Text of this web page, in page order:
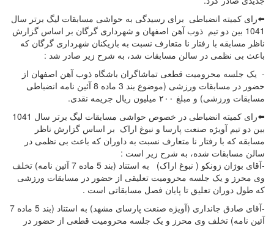
⬅️رای کمیته انضباطی برای رسیدگی به حواشی مسابقات لیگ برتر سال
1041 بین دو تیم ذوب آهن اصفهان و شهرداری گرگان بر اساس گزارش
ناظر مسابقه با رفتار نا متعارف نسبت به بازیکنان شهرداری گرگان که
باعث بی نظمی در سالن مسابقات شد، به شرح زیر صادر شد :
- یک جلسه محرومیت قطعی تماشاگران باشگاه ذوب آهن اصفهان از
حضور در مسابقات ورزشی (موضوع بند 3 ماده 8 آئین نامه انضباطی
مسابقات ورزشی) و مبلغ ۲۰۰ میلیون ریال جریمه نقدی.
⬅️رای کمیته انضباطی در خصوص حواشی مسابقات لیگ برتر سال 1041
بین دو تیم آویژه صنعت پارسا و نبوغ اراک بر اساس گزارش ناظر
مسابقه که با رفتار نا متعارف نسبت به داوران که باعث بی نظمی در
سالن مسابقات شده، به شرح زیر است :
-آقای بوژان زونکو ( نبوغ اراک) به استناد (بند 5 ماده 7 آئین نامه) تخلف
وی محرز و یک جلسه محرومیت تعلیقی از حضور در مسابقات ورزشی
که طول دوران تعلیق تا پایان فصل مسابقاتی است .
-آقای صادق جانداری (آویژه صنعت پارسای مشهد) به استناد (بند 5 ماده 7
آئین نامه) تخلف وی محرز و یک جلسه محرومیت قطعی از حضور در